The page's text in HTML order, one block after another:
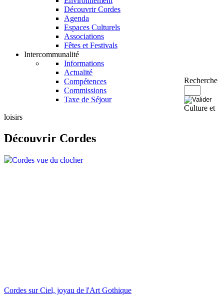
Découvrir Cordes
Agenda
Espaces Culturels
Associations
Fêtes et Festivals
Intercommunalité
Informations
Actualité
Compétences
Commissions
Taxe de Séjour
Recherche
Culture et
loisirs
Découvrir Cordes
Cordes sur Ciel, joyau de l'Art Gothique